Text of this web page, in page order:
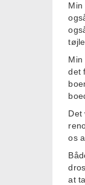
Min
Min
det
Det
os
at